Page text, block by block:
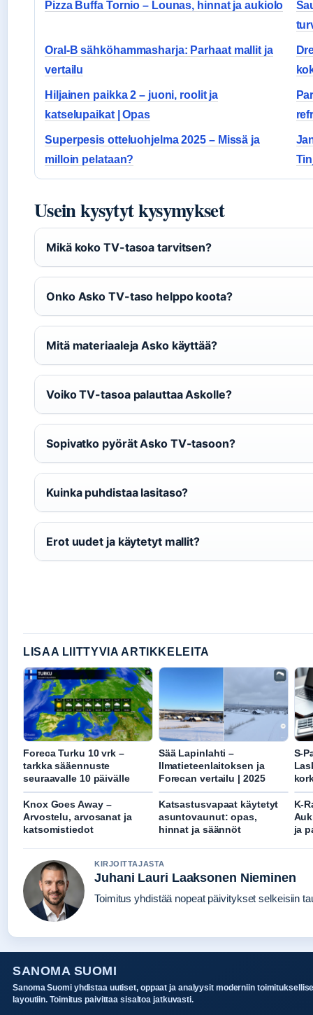
Pizza Buffa Tornio – Lounas, hinnat ja aukiolo
Oral-B sähköhammasharja: Parhaat mallit ja
vertailu
Hiljainen paikka 2 – juoni, roolit ja
katselupaikat | Opas
Superpesis otteluohjelma 2025 – Missä ja
milloin pelataan?
Usein kysytyt kysymykset
Mikä koko TV-tasoa tarvitsen?
Onko Asko TV-taso helppo koota?
Mitä materiaaleja Asko käyttää?
Voiko TV-tasoa palauttaa Askolle?
Sopivatko pyörät Asko TV-tasoon?
Kuinka puhdistaa lasitaso?
Erot uudet ja käytetyt mallit?
LISAA LIITTYVIA ARTIKKELEITA
Foreca Turku 10 vrk –
tarkka sääennuste
seuraavalle 10 päivälle
Sää Lapinlahti –
Ilmatieteenlaitoksen ja
Forecan vertailu | 2025
S-
Knox Goes Away –
Arvostelu, arvosanat ja
katsomistiedot
Katsastusvapaat käytetyt
asuntovaunut: opas,
hinnat ja säännöt
K-
ja
KIRJOITTAJASTA
Juhani Lauri Laaksonen Nieminen
Toimitus yhdistää nopeat päivitykset selkeisiin
SANOMA SUOMI
Sanoma Suomi yhdistaa uutiset, oppaat ja analyysit moderniin
layoutiin. Toimitus paivittaa sisaltoa jatkuvasti.